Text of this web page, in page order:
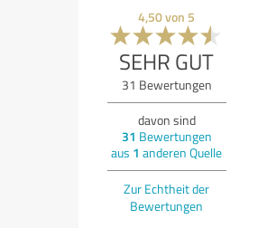
4,50von 5
SEHR GUT
31 Bewertungen
davon sind
31 Bewertungen
aus 1 anderen Quelle
Zur Echtheit der
Bewertungen